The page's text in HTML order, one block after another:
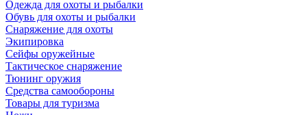
Одежда для охоты и рыбалки
Обувь для охоты и рыбалки
Снаряжение для охоты
Экипировка
Сейфы оружейные
Тактическое снаряжение
Тюнинг оружия
Средства самообороны
Товары для туризма